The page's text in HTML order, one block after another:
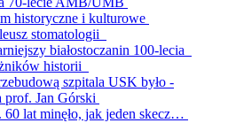
historyczne i kulturowe
stomatologii
białostoczanin 100-lecia
historii
szpitala USK było -
prof. Jan Górski
60 lat minęło, jak jeden skecz…